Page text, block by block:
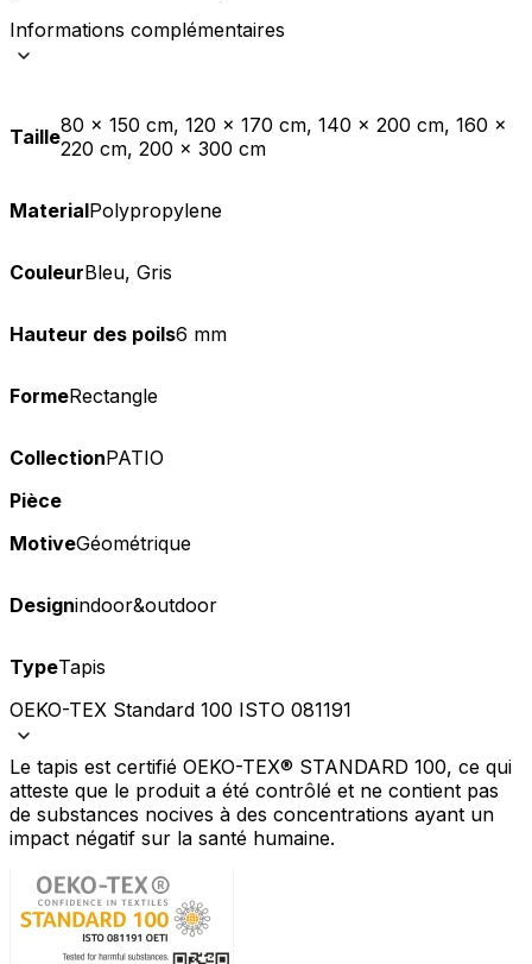
Informations complémentaires
Taille80 x 150 cm, 120 x 170 cm, 140 x 200 cm, 160 x
220 cm, 200 x 300 cm
MaterialPolypropylene
CouleurBleu, Gris
Hauteur des poils6 mm
FormeRectangle
CollectionPATIO
Pièce
MotiveGéométrique
Designindoor&outdoor
TypeTapis
OEKO-TEX Standard 100 ISTO 081191
Le tapis est certifié OEKO-TEX® STANDARD 100, ce qui
atteste que le produit a été contrôlé et ne contient pas
de substances nocives à des concentrations ayant un
impact négatif sur la santé humaine.